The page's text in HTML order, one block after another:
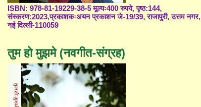
ISBN: 978-81-19229-38-5 मूल्यः400 रुपये, पृष्ठ:144,
संस्करण:2023,प्रकाशकःअयन प्रकाशन जे-19/39, राजापुरी, उत्तम नगर,
नई दिल्ली-110059
तुम हो मुझमे (नवगीत-संग्रह)